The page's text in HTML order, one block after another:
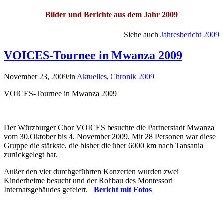
Bilder und Berichte aus dem Jahr 2009
Siehe auch Jahresbericht 2009
VOICES-Tournee in Mwanza 2009
November 23, 2009/in Aktuelles, Chronik 2009
VOICES-Tournee in Mwanza 2009
Der Würzburger Chor VOICES besuchte die Partnerstadt Mwanza
vom 30.Oktober bis 4. November 2009. Mit 28 Personen war diese
Gruppe die stärkste, die bisher die über 6000 km nach Tansania
zurückgelegt hat.
Außer den vier durchgeführten Konzerten wurden zwei
Kinderheime besucht und der Rohbau des Montessori
Internatsgebäudes gefeiert.
Bericht mit Fotos